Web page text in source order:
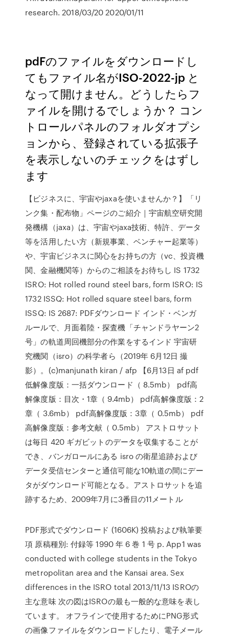
research. 2018/03/20 2020/01/11
pdFのファイルをダウンロードし
てもファイル名がISO-2022-jp と
なって開けません。どうしたらフ
ァイルを開けるでしょうか？ コン
トロールパネルのフォルダオプシ
ョンから、登録されている拡張子
を表示しないのチェックをはずし
ます
【ビジネスに、宇宙やjaxaを使いませんか？】「リ
ンク集・配布物」ページのご紹介｜宇宙航空研究開
発機構（jaxa）は、宇宙やjaxa技術、特許、データ
等を活用したい方（新規事業、ベンチャー起業等）
や、宇宙ビジネスに関心をお持ちの方（vc、投資機
関、金融機関等）からのご相談をお待ちし IS 1732
ISRO: Hot rolled round steel bars, form ISRO: IS
1732 ISSQ: Hot rolled square steel bars, form
ISSQ: IS 2687: PDFダウンロード インド・ベンガ
ルールで、月面着陸・探査機「チャンドラヤーン2
号」の軌道周回機部分の作業をするインド 宇宙研
究機関（isro）の科学者ら（2019年 6月12日 撮
影）。(c)manjunath kiran / afp 【6月13日 af pdf
低解像度版：一括ダウンロード（ 8.5mb） pdf高
解像度版：目次・1章（ 9.4mb） pdf高解像度版：2
章（ 3.6mb） pdf高解像度版：3章（ 0.5mb） pdf
高解像度版：参考文献（ 0.5mb） アストロサット
は毎日 420 ギガビットのデータを収集することが
でき、バンガロールにある isro の衛星追跡および
データ受信センターと通信可能な10軌道の間にデー
タがダウンロード可能となる。アストロサットを追
跡するため、2009年7月に3番目の11メートル
PDF形式でダウンロード (1606K) 投稿および執筆要
項 原稿種別: 付録等 1990 年 6 巻 1 号 p. App1 was
conducted with college students in the Tokyo
metropolitan area and the Kansai area. Sex
differences in the ISRO total 2013/11/13 ISROの
主な意味 次の図はISROの最も一般的な意味を表し
ています。 オフラインで使用するためにPNG形式
の画像ファイルをダウンロードしたり、電子メール